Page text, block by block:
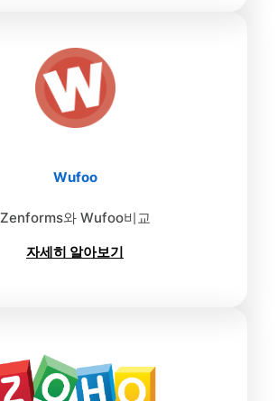
Wufoo
Zenforms와 Wufoo비교
자세히 알아보기